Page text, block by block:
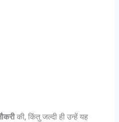
की, किंतु जल्दी ही उन्हें यह